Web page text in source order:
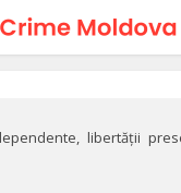
libertății
Igor